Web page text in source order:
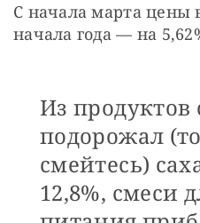
С начала марта цены
начала года — на
Из продуктов
подорожал
смейтесь)
12,8%, смеси